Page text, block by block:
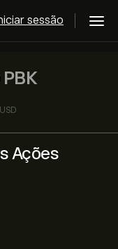
sessão
PBK
Ações